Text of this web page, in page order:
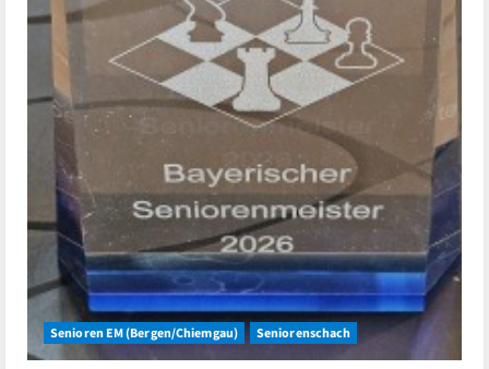
Senioren EM (Bergen/Chiemgau) Seniorenschach